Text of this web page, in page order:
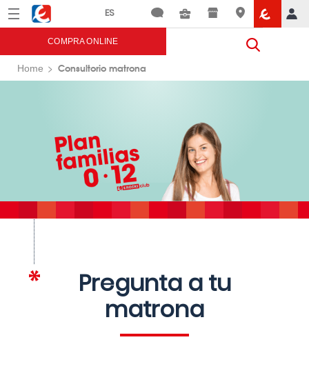
Menú Eroski
COMPRA ONLINE
Home Consultorio matrona
Pregunta a tu
matrona